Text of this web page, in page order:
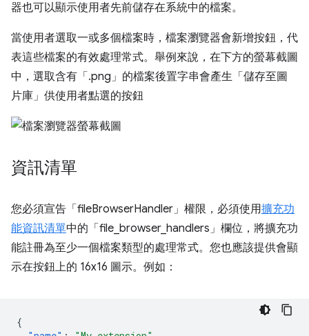
器也可以顯示使用者先前儲存在系統中的檔案。
當使用者選取一或多個檔案時，檔案瀏覽器會新增按鈕，代
表這些檔案的有效處理常式。舉例來說，在下方的螢幕截圖
中，選取含有「.png」的檔案後置字串會產生「儲存至圖
片庫」供使用者點選的按鈕
資訊清單
您必須宣告「fileBrowserHandler」權限，必須使用擴充功
能資訊清單中的「file_browser_handlers」欄位，將擴充功
能註冊為至少一個檔案類型的處理常式。您也應該提供會顯
示在按鈕上的 16x16 圖示。例如：
{